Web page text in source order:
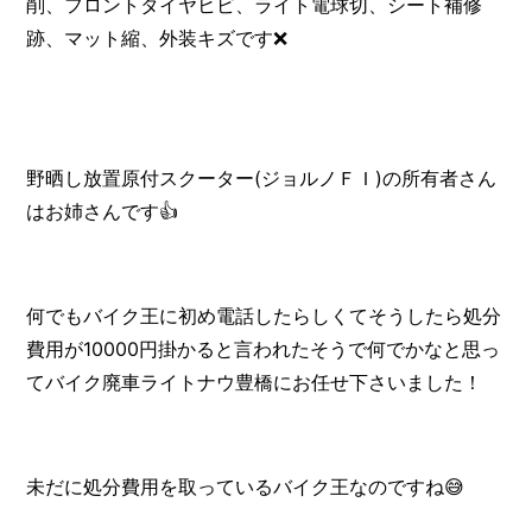
削、フロントタイヤヒビ、ライト電球切、シート補修
跡、マット縮、外装キズです❌
野晒し放置原付スクーター(ジョルノＦＩ)の所有者さん
はお姉さんです👍️
何でもバイク王に初め電話したらしくてそうしたら処分
費用が10000円掛かると言われたそうで何でかなと思っ
てバイク廃車ライトナウ豊橋にお任せ下さいました！
未だに処分費用を取っているバイク王なのですね😅